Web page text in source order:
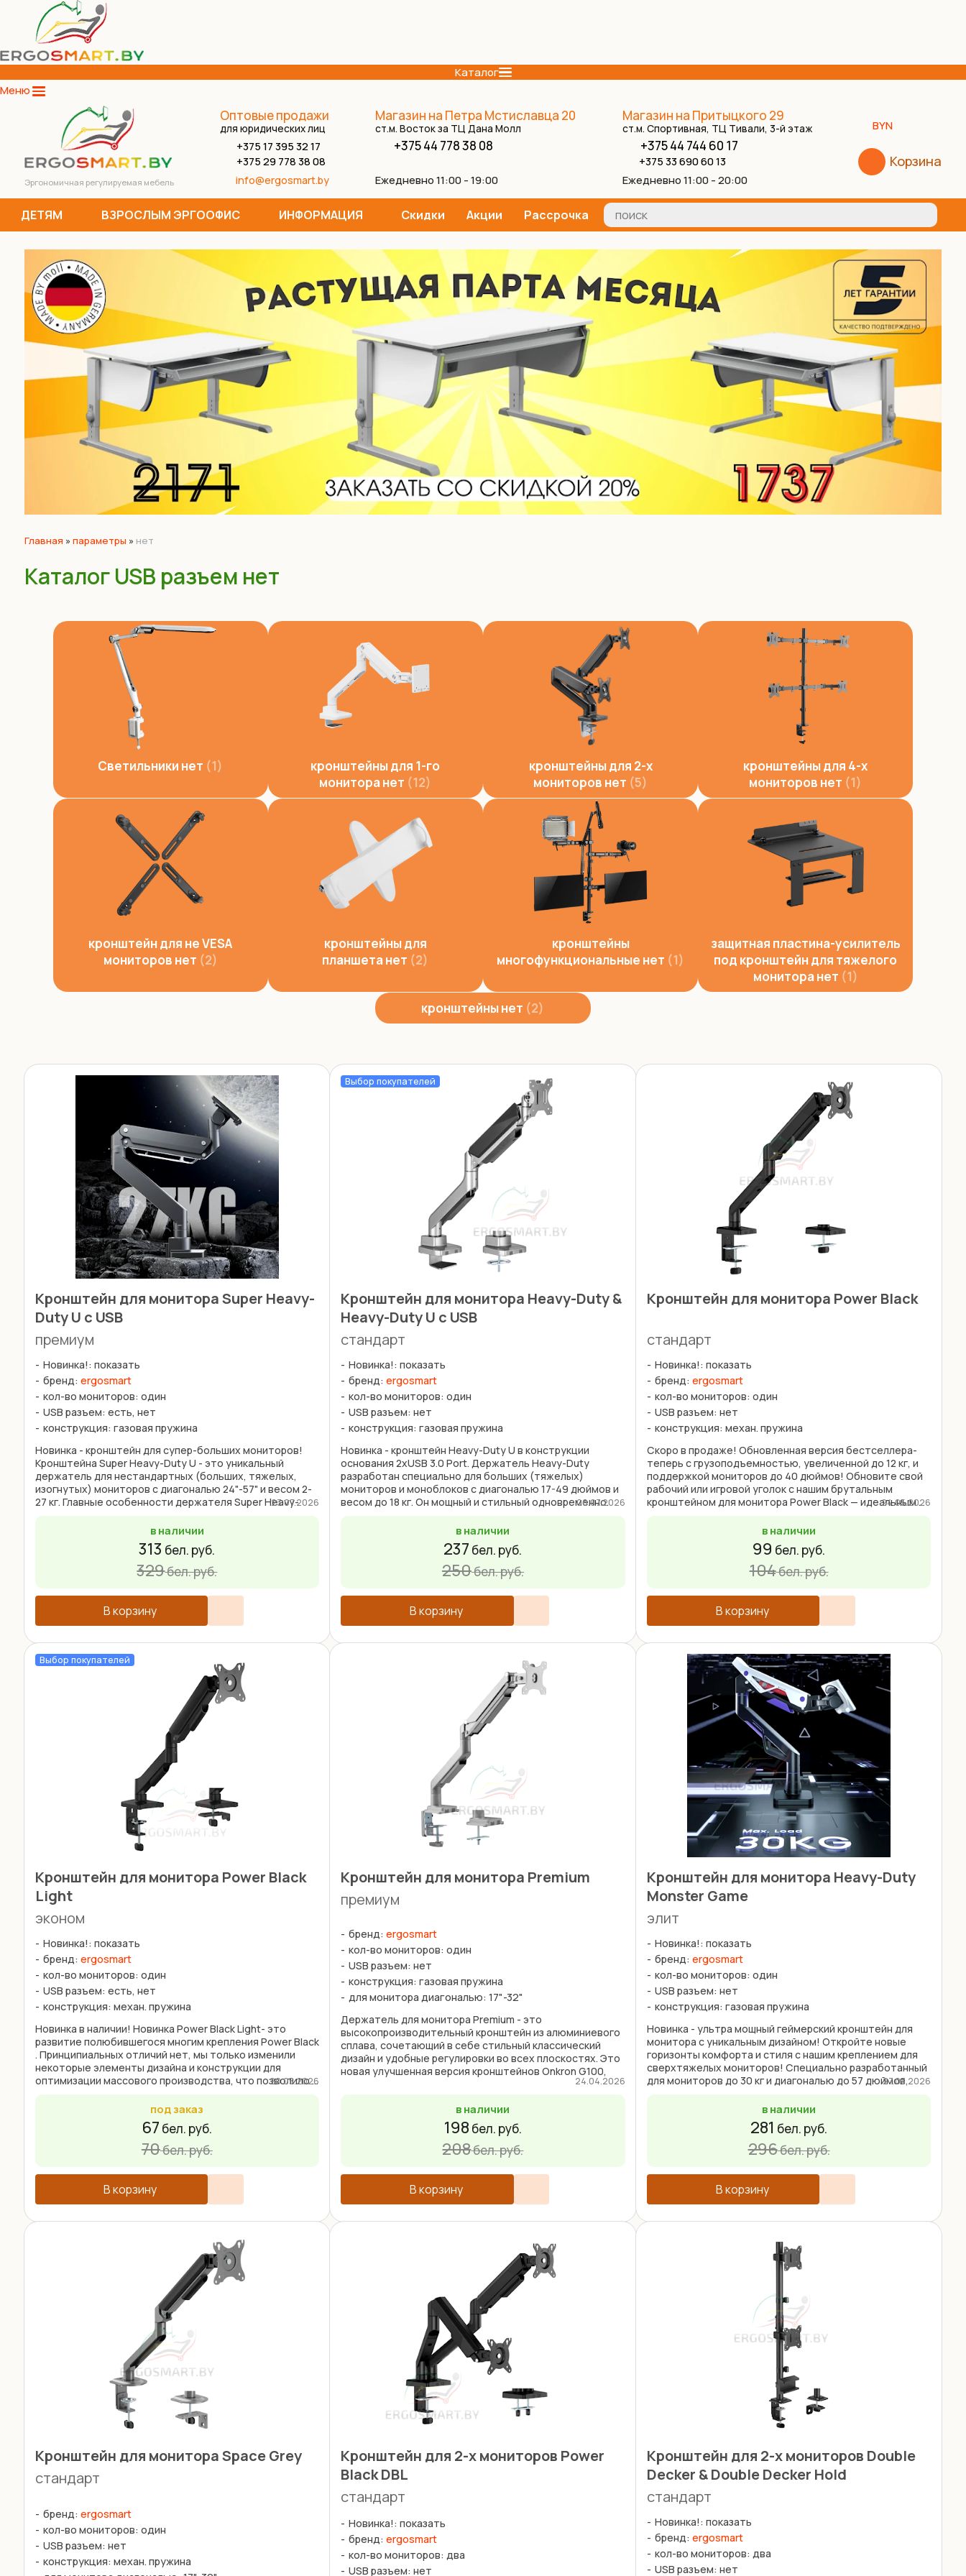
Каталог
Меню
Эргономичная регулируемая мебель
Оптовые продажи
для юридических лиц
+375 17 395 32 17
+375 29 778 38 08
info@ergosmart.by
Магазин на Петра Мстиславца 20
ст.м. Восток за ТЦ Дана Молл
+375 44 778 38 08
Ежедневно 11:00 - 19:00
Магазин на Притыцкого 29
ст.м. Спортивная, ТЦ Тивали, 3-й этаж
+375 44 744 60 17
+375 33 690 60 13
Ежедневно 11:00 - 20:00
BYN
Корзина
ДЕТЯМ ВЗРОСЛЫМ ЭРГООФИС ИНФОРМАЦИЯ Скидки Акции Рассрочка
Главная » параметры » нет
Каталог USB разъем нет
Светильники нет 1
кронштейны для 1-го
монитора нет 12
кронштейны для 2-х
мониторов нет 5
кронштейны для 4-х
мониторов нет 1
кронштейн для не VESA
мониторов нет 2
кронштейны для
планшета нет 2
кронштейны
многофункциональные нет 1
защитная пластина-усилитель
под кронштейн для тяжелого
монитора нет 1
кронштейны нет 2
Кронштейн для монитора Super Heavy-
Duty U c USB
премиум
Новинка!: показать
бренд: ergosmart
кол-во мониторов: один
USB разъем: есть, нет
конструкция: газовая пружина
Новинка - кронштейн для супер-больших мониторов!
Кронштейна Super Heavy-Duty U - это уникальный
держатель для нестандартных (больших, тяжелых,
изогнутых) мониторов с диагональю 24"-57" и весом 2-
27 кг. Главные особенности держателя Super Heavy-
23.07.2026
в наличии
313 бел. руб.
329бел. руб.
В корзину
Выбор покупателей
Кронштейн для монитора Heavy-Duty &
Heavy-Duty U с USB
стандарт
Новинка!: показать
бренд:ergosmart
кол-во мониторов: один
USB разъем: нет
конструкция: газовая пружина
Новинка - кронштейн Heavy-Duty U в конструкции
основания 2xUSB 3.0 Port. Держатель Heavy-Duty
разработан специально для больших (тяжелых)
мониторов и моноблоков с диагональю 17-49 дюймов и
весом до 18 кг. Он мощный и стильный одновременно.
06.07.2026
в наличии
237 бел. руб.
250бел. руб.
В корзину
Кронштейн для монитора Power Black
стандарт
Новинка!: показать
бренд: ergosmart
кол-во мониторов: один
USB разъем: нет
конструкция: механ. пружина
Скоро в продаже! Обновленная версия бестселлера-
теперь с грузоподъемностью, увеличенной до 12 кг, и
поддержкой мониторов до 40 дюймов! Обновите свой
рабочий или игровой уголок с нашим брутальным
кронштейном для монитора Power Black — идеальным ...
24.05.2026
в наличии
99 бел. руб.
104бел. руб.
В корзину
Выбор покупателей
Кронштейн для монитора Power Black
Light
эконом
Новинка!: показать
бренд: ergosmart
кол-во мониторов: один
USB разъем: есть, нет
конструкция: механ. пружина
Новинка в наличии! Новинка Power Black Light- это
развитие полюбившегося многим крепления Power Black
. Принципиальных отличий нет, мы только изменили
некоторые элементы дизайна и конструкции для
оптимизации массового производства, что позволило ...
20.05.2026
под заказ
67 бел. руб.
70бел. руб.
В корзину
Кронштейн для монитора Premium
премиум
бренд:ergosmart
кол-во мониторов: один
USB разъем: нет
конструкция: газовая пружина
для монитора диагональю: 17"-32"
Держатель для монитора Premium - это
высокопроизводительный кронштейн из алюминиевого
сплава, сочетающий в себе стильный классический
дизайн и удобные регулировки во всех плоскостях. Это
новая улучшенная версия кронштейнов Onkron G100,
24.04.2026
в наличии
198 бел. руб.
208бел. руб.
В корзину
Кронштейн для монитора Heavy-Duty
Monster Game
элит
Новинка!: показать
бренд: ergosmart
кол-во мониторов: один
USB разъем: нет
конструкция: газовая пружина
Новинка - ультра мощный геймерский кронштейн для
монитора с уникальным дизайном! Откройте новые
горизонты комфорта и стиля с нашим креплением для
сверхтяжелых мониторов! Специально разработанный
для мониторов до 30 кг и диагональю до 57 дюймов,27.03.2026
в наличии
281 бел. руб.
296бел. руб.
В корзину
Кронштейн для монитора Space Grey
стандарт
бренд: ergosmart
кол-во мониторов: один
USB разъем: нет
конструкция: механ. пружина
Кронштейн для 2-х мониторов Power
Black DBL
стандарт
Новинка!: показать
бренд:ergosmart
кол-во мониторов: два
USB разъем: нет
Кронштейн для 2-х мониторов Double
Decker & Double Decker Hold
стандарт
Новинка!: показать
бренд: ergosmart
кол-во мониторов: два
USB разъем: нет